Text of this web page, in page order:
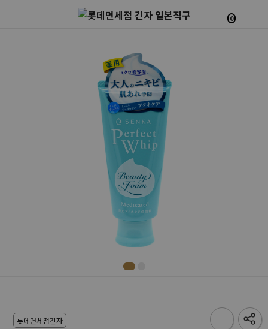
0
롯데면세점긴자